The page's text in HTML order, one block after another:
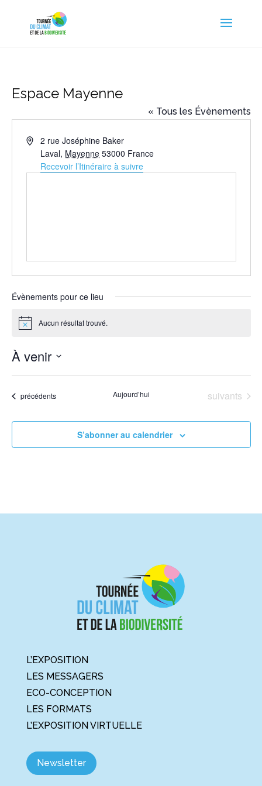
Espace Mayenne
« Tous les Évènements
Adresse2 rue Joséphine Baker
Laval, Mayenne 53000 France
Recevoir l’Itinéraire à suivre
Évènements pour ce lieu
Notice Aucun résultat trouvé.
À venir
Sélectionnez
Évènements
précédents Aujourd’hui Évènements
suivants
S’abonner au calendrier
L’EXPOSITION
LES MESSAGERS
ECO-CONCEPTION
LES FORMATS
L’EXPOSITION VIRTUELLE
Newsletter